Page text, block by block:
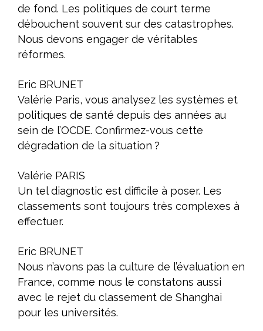
de fond. Les politiques de court terme
débouchent souvent sur des catastrophes.
Nous devons engager de véritables
réformes.
Eric BRUNET
Valérie Paris, vous analysez les systèmes et
politiques de santé depuis des années au
sein de l’OCDE. Confirmez-vous cette
dégradation de la situation ?
Valérie PARIS
Un tel diagnostic est difficile à poser. Les
classements sont toujours très complexes à
effectuer.
Eric BRUNET
Nous n’avons pas la culture de l’évaluation en
France, comme nous le constatons aussi
avec le rejet du classement de Shanghai
pour les universités.